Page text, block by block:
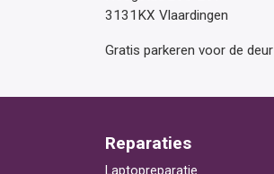
3131KX Vlaardingen
Gratis parkeren voor de deur
Reparaties